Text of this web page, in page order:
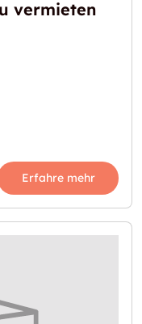
vermieten
Erfahre mehr